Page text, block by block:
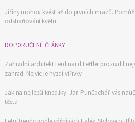
Jiřiny mohou kvést až do prvních mrazů.
odstraňování květů
DOPORUČENÉ ČLÁNKY
Zahradní architekt Ferdinand Leffler prozradil
zahrad: Nejvíc je hyzdí vířivky
Jak na nejlepší knedlíky: Jan Punčochář vás
těsta